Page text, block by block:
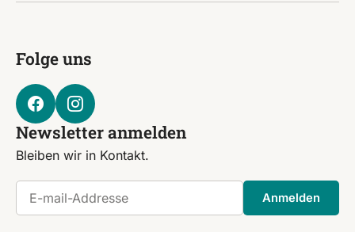
Folge uns
Newsletter anmelden
Bleiben wir in Kontakt.
Anmelden